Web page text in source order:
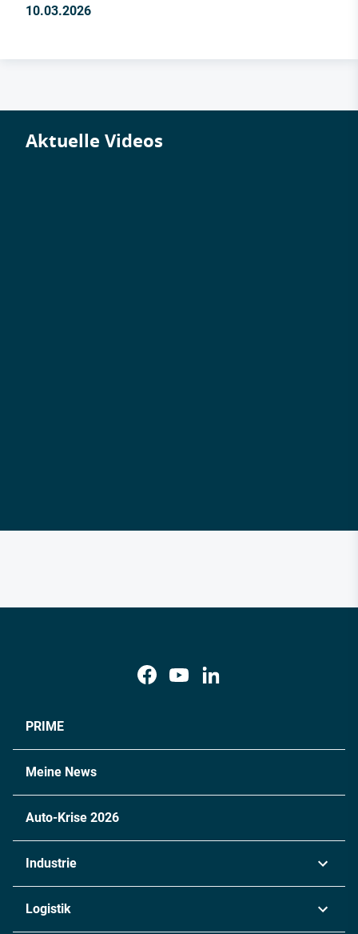
10.03.2026
Aktuelle Videos
PRIME
Meine News
Auto-Krise 2026
Industrie
Logistik